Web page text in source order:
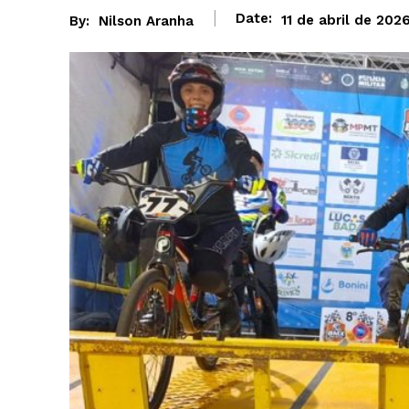
By: Nilson Aranha Date: 11 de abril de